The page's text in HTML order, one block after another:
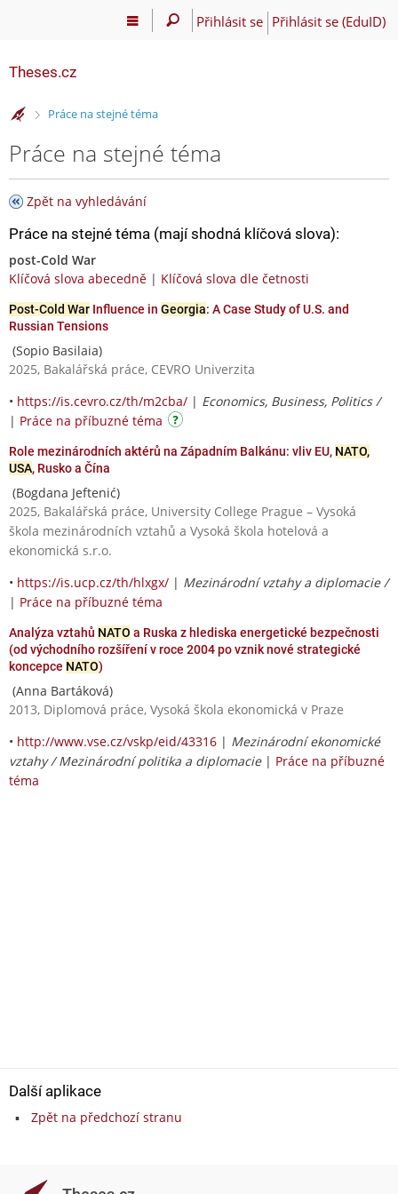
Přihlásit se Přihlásit se (EduID)
Theses.cz
>Práce na stejné téma
Práce na stejné téma
Zpět na vyhledávání
Práce na stejné téma (mají shodná klíčová slova):
post-Cold War
Klíčová slova abecedně | Klíčová slova dle četnosti
Post-Cold War Influence in Georgia: A Case Study of U.S. and
Russian Tensions
(Sopio Basilaia)
2025, Bakalářská práce, CEVRO Univerzita
• https://is.cevro.cz/th/m2cba/ | Economics, Business, Politics /
| Práce na příbuzné téma
Role mezinárodních aktérů na Západním Balkánu: vliv EU, NATO,
USA, Rusko a Čína
(Bogdana Jeftenić)
2025, Bakalářská práce, University College Prague – Vysoká
škola mezinárodních vztahů a Vysoká škola hotelová a
ekonomická s.r.o.
• https://is.ucp.cz/th/hlxgx/ | Mezinárodní vztahy a diplomacie /
| Práce na příbuzné téma
Analýza vztahů NATO a Ruska z hlediska energetické bezpečnosti
(od východního rozšíření v roce 2004 po vznik nové strategické
koncepce NATO)
(Anna Bartáková)
2013, Diplomová práce, Vysoká škola ekonomická v Praze
• http://www.vse.cz/vskp/eid/43316 | Mezinárodní ekonomické
vztahy / Mezinárodní politika a diplomacie| Práce na příbuzné
téma
Další aplikace
Zpět na předchozí stranu